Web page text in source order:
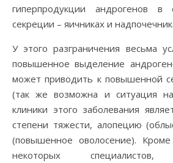
гиперпродукции андрогенов в
секреции – яичниках и
У этого разграничения весьма
повышенное выделение
может приводить к повышенной
(так же возможна и ситуация
клиники этого заболевания
степени тяжести, алопецию
(повышенное оволосение).
некоторых специалистов,